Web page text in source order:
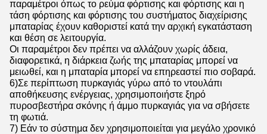
παραμέτροι όπως το ρεύμα φόρτισης και φόρτισης και η
τάση φόρτισης και φόρτισης του συστήματος διαχείρισης
μπαταρίας έχουν καθοριστεί κατά την αρχική εγκατάσταση
και θέση σε λειτουργία.
Οι παραμέτροι δεν πρέπει να αλλάζουν χωρίς άδεια,
διαφορετικά, η διάρκεια ζωής της μπαταρίας μπορεί να
μειωθεί, και η μπαταρία μπορεί να επηρεαστεί πιο σοβαρά.
6)Σε περίπτωση πυρκαγιάς γύρω από το ντουλάπι
αποθήκευσης ενέργειας, χρησιμοποιήστε ξηρό
πυροσβεστήρα σκόνης ή άμμο πυρκαγιάς για να σβήσετε
τη φωτιά.
7) Εάν το σύστημα δεν χρησιμοποιείται για μεγάλο χρονικό